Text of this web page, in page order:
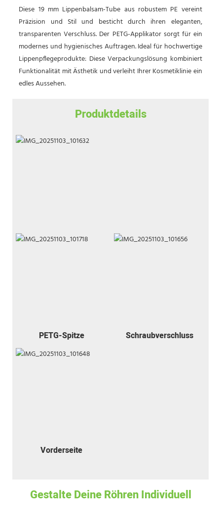
Diese 19 mm Lippenbalsam-Tube aus robustem PE vereint
Präzision und Stil und besticht durch ihren eleganten,
transparenten Verschluss. Der PETG-Applikator sorgt für ein
modernes und hygienisches Auftragen. Ideal für hochwertige
Lippenpflegeprodukte: Diese Verpackungslösung kombiniert
Funktionalität mit Ästhetik und verleiht Ihrer Kosmetiklinie ein
edles Aussehen.
Produktdetails
PETG-Spitze Schraubverschluss
Vorderseite
Gestalte Deine Röhren Individuell